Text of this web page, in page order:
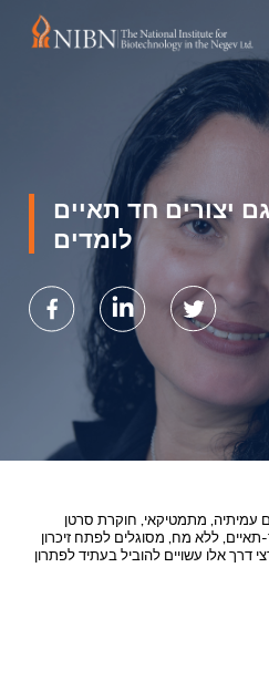
יצורים חד תאיים
לומדים
עמיתיה, מתמטיקאי, חוקרת סרטן
תאיים, ללא מח, מסוגלים לפתח זיכרון
דרך אלו עשויים להוביל בעתיד לפתרון